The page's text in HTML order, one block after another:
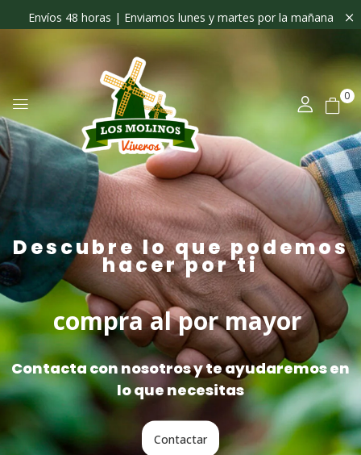
Envíos 48 horas | Enviamos lunes y martes por la mañana
0
Descubre lo que podemos
hacer por ti
compra al por mayor
Contacta con nosotros y te ayudaremos en
lo que necesitas
Contactar